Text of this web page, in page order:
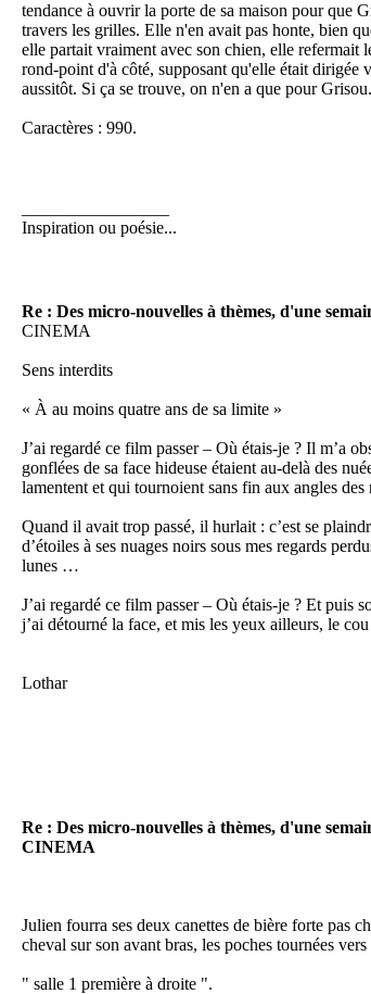
tendance à ouvrir la porte de sa maison pour que
travers les grilles. Elle n'en avait pas honte, bien
elle partait vraiment avec son chien, elle
rond-point d'à côté, supposant qu'elle était dirigée
aussitôt. Si ça se trouve, on n'en a que pour Grisou.
Caractères : 990.
Inspiration ou poésie...
Re : Des micro-nouvelles à thèmes, d'une
CINEMA
Sens interdits
« À au moins quatre ans de sa limite »
J’ai regardé ce film passer – Où étais-je ? Il m’a
gonflées de sa face hideuse étaient au-delà des
lamentent et qui tournoient sans fin aux angles des
Quand il avait trop passé, il hurlait : c’est se
d’étoiles à ses nuages noirs sous mes regards
lunes …
J’ai regardé ce film passer – Où étais-je ? Et puis
j’ai détourné la face, et mis les yeux ailleurs, le
Lothar
Re : Des micro-nouvelles à thèmes, d'une
CINEMA
Julien fourra ses deux canettes de bière forte pas
cheval sur son avant bras, les poches tournées
" salle 1 première à droite ".